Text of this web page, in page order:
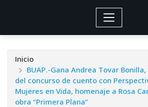
Inicio
BUAP.-Gana Andrea Tovar
del concurso de cuento con
Mujeres en Vida, homenaje a Rosa
obra “Primera Plana”